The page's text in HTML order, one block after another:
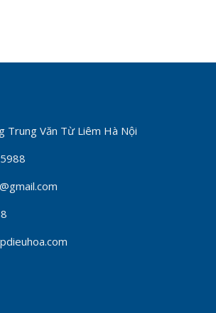
Trung Văn Từ Liêm Hà Nội